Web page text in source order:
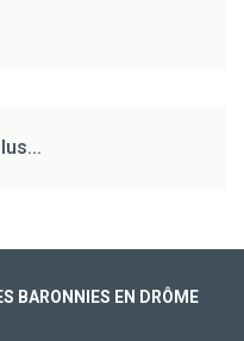
BARONNIES EN DRÔME